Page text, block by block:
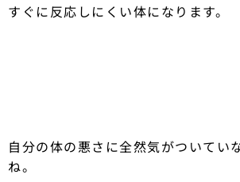
すぐに反応しにくい体になります。
自分の体の悪さに全然気がついてい
ね。